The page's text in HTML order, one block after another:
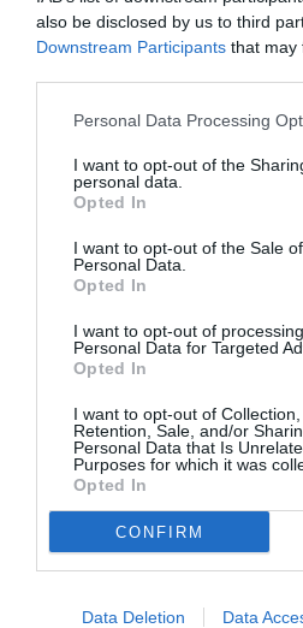
also be disclosed by us to third
Downstream Participants that may
Personal Data Processing
I want to opt-out of the
personal data.
Opted In
I want to opt-out of the Sale
Personal Data.
Opted In
I want to opt-out of
Personal Data for Targeted
Opted In
I want to opt-out of Collection,
Retention, Sale, and/or
Personal Data that Is
Purposes for which it was
Opted In
CONFIRM
Data Deletion Data
ce pays de vendeurs de
France ! Au moins vous verrez
FAIRE UN
Appel aux
Soutenez Air Journal
NOUS